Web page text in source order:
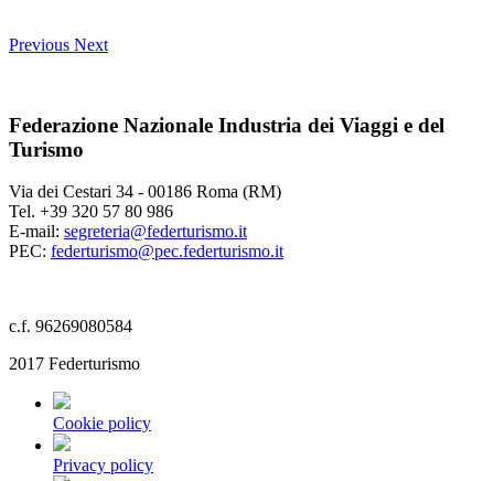
Previous Next
Federazione Nazionale Industria dei Viaggi e del
Turismo
Via dei Cestari 34 - 00186 Roma (RM)
Tel. +39 320 57 80 986
E-mail: segreteria@federturismo.it
PEC: federturismo@pec.federturismo.it
c.f. 96269080584
2017 Federturismo
Cookie policy
Privacy policy